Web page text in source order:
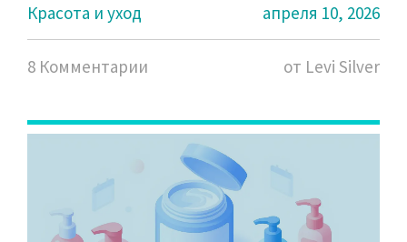
Красота и уход
апреля 10, 2026
8 Комментарии от Levi Silver